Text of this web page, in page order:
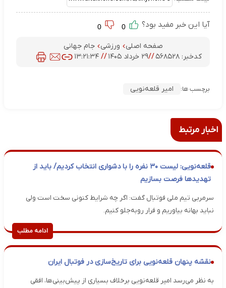
آیا این خبر مفید بود؟
صفحه اصلی ورزشی
جام جهانی
کدخبر:۵۶۸۵۲۸ //۲۹ خرداد ۱۴۰۵ //۱۳:۲۱:۳۴
برچسب ها: امیر قلعه‌نویی
اخبار مرتبط
قلعه‌نویی: لیست ۳۰ نفره را با دشواری انتخاب کردیم/ باید از
تهدیدها فرصت بسازیم
سرمربی تیم ملی فوتبال گفت: اگر چه شرایط کنونی سخت است ولی
نباید بهانه بیاوریم و فرار روبه‌جلو کنیم.
ادامه مطلب
نقشه پنهان قلعه‌نویی برای تاریخ‌سازی در فوتبال ایران
به نظر می‌رسد امیر قلعه‌نویی برخلاف بسیاری از پیش‌بینی‌ها، افقی